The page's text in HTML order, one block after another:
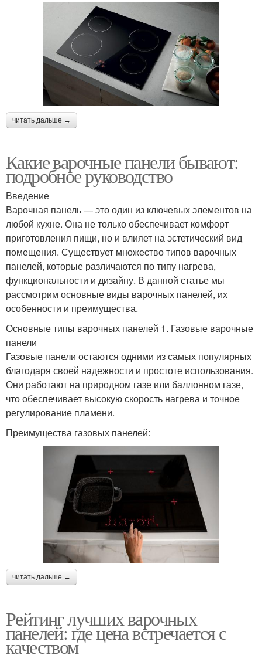
читать дальше →
Какие варочные панели бывают:
подробное руководство
Введение
Варочная панель — это один из ключевых элементов на
любой кухне. Она не только обеспечивает комфорт
приготовления пищи, но и влияет на эстетический вид
помещения. Существует множество типов варочных
панелей, которые различаются по типу нагрева,
функциональности и дизайну. В данной статье мы
рассмотрим основные виды варочных панелей, их
особенности и преимущества.
Основные типы варочных панелей 1. Газовые варочные
панели
Газовые панели остаются одними из самых популярных
благодаря своей надежности и простоте использования.
Они работают на природном газе или баллонном газе,
что обеспечивает высокую скорость нагрева и точное
регулирование пламени.
Преимущества газовых панелей:
читать дальше →
Рейтинг лучших варочных
панелей: где цена встречается с
качеством